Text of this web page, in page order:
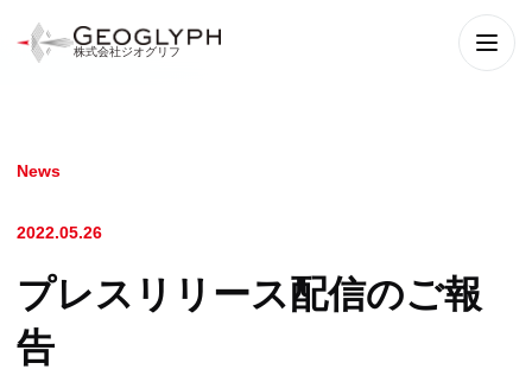
株式会社ジオグリフ
メニ
News
2022.05.26
プレスリリース配信のご報
告